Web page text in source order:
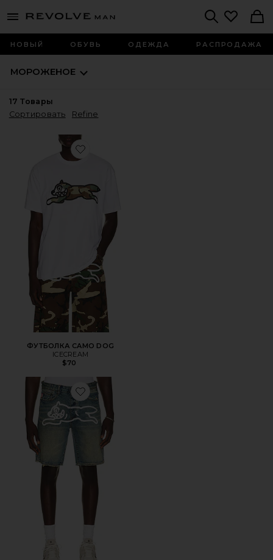
menu - shows more content
Revolve
НОВЫЙ ОБУВЬ ОДЕЖДА РАСПРОДАЖА
МОРОЖЕНОЕ
17 Товары
Сортировать
Refine
Favorite ФУТБОЛКА CAMO DOG
ФУТБОЛКА CAMO DOG
ICECREAM
$70
Favorite ШОРТЫ BLUEBERRY YOGURT